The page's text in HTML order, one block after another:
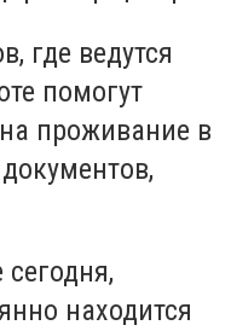
где ведутся
помогут
проживание в
находится